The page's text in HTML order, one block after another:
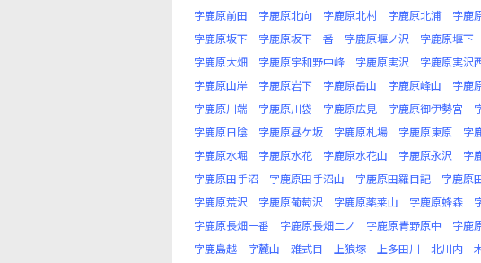
字鹿原前田
字鹿原北向 字鹿原北村 字鹿原北浦 字鹿
字鹿原坂下
字鹿原坂下一番 字鹿原堰ノ沢 字鹿原堰下
字鹿原大畑
字鹿原宇和野中峰 字鹿原実沢 字鹿原実沢
字鹿原山岸
字鹿原岩下 字鹿原岳山 字鹿原峰山 字鹿
字鹿原川端
字鹿原川袋 字鹿原広見 字鹿原御伊勢宮
字鹿原日陰
字鹿原昼ケ坂 字鹿原札場 字鹿原東原 字
字鹿原水堀
字鹿原水花 字鹿原水花山 字鹿原永沢 字
字鹿原田手沼
字鹿原田手沼山 字鹿原田羅目記 字鹿原
字鹿原荒沢
字鹿原葡萄沢 字鹿原薬莱山 字鹿原蜂森
字鹿原長畑一番
字鹿原長畑二ノ 字鹿原青野原中 字鹿
字鹿島越
字麓山 雑式目 上狼塚 上多田川 北川内